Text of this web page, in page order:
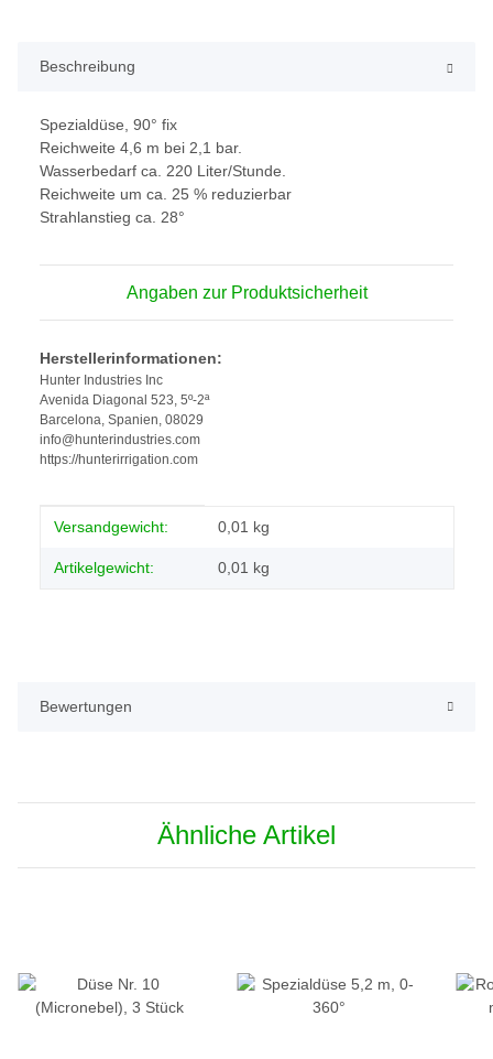
Beschreibung
Spezialdüse, 90° fix
Reichweite 4,6 m bei 2,1 bar.
Wasserbedarf ca. 220 Liter/Stunde.
Reichweite um ca. 25 % reduzierbar
Strahlanstieg ca. 28°
Angaben zur Produktsicherheit
Herstellerinformationen:
Hunter Industries Inc
Avenida Diagonal 523, 5º-2ª
Barcelona, Spanien, 08029
info@hunterindustries.com
https://hunterirrigation.com
Produkteigenschaft
Wert
Versandgewicht: 0,01 kg
Artikelgewicht: 0,01 kg
Bewertungen
Ähnliche Artikel